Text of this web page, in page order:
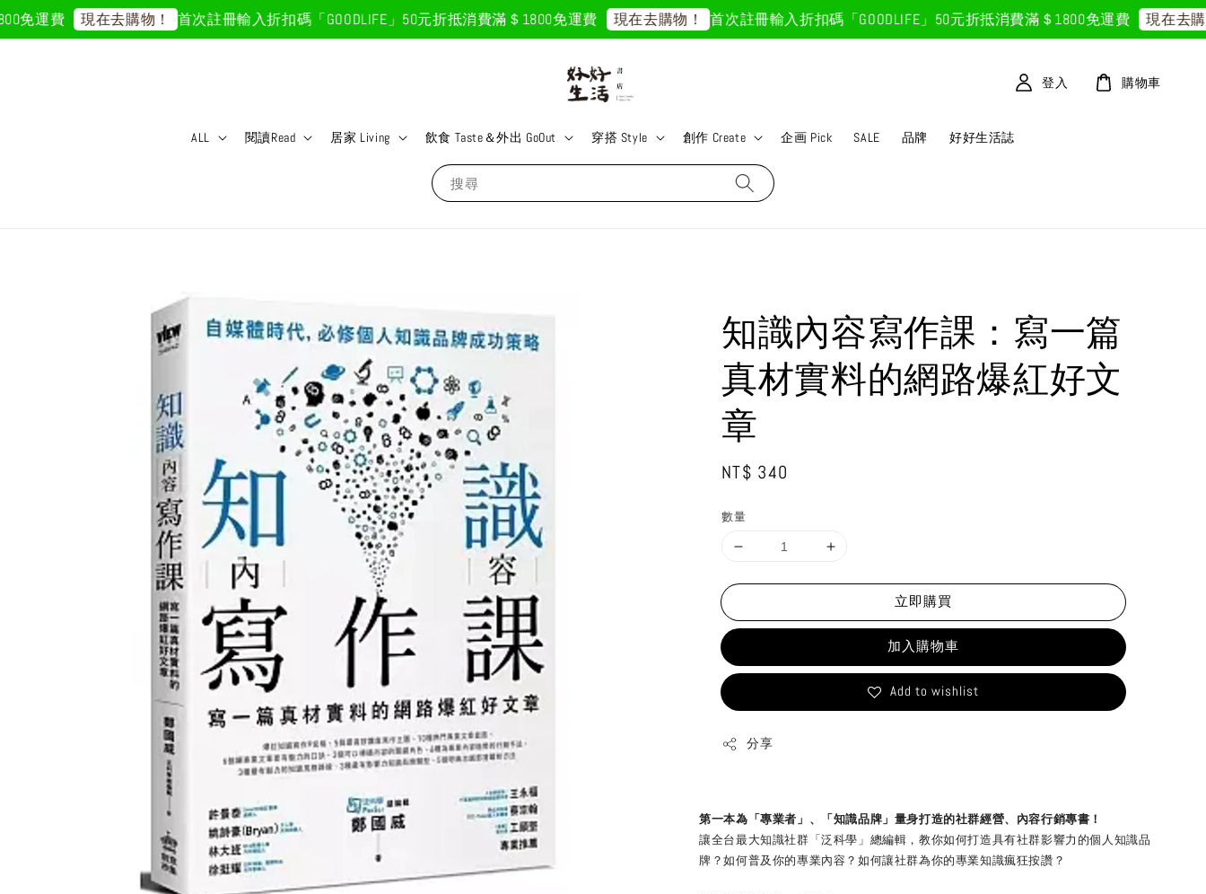
運費 現在去購物！ 首次註冊輸入折扣碼「GOODLIFE」50元折抵消費滿＄1800免運費 現在去購物！ 首次註冊輸入折扣碼「GOODLIFE」50元折抵消費滿＄1800免運費 現在去購物
搜尋
ALL 閱讀Read 居家 Living 飲食 Taste＆外出 GoOut 穿搭 Style 創作 Create 企画 Pick SALE 品牌 好好生活誌
登入 購物車
知識內容寫作課：寫一篇
真材實料的網路爆紅好文
章
Regular
NT$ 340
數量
立即購買
加入購物車
Add to wishlist
分享
第一本為「專業者」、「知識品牌」量身打造的社群經營、內容行銷專書！
讓全台最大知識社群「泛科學」總編輯，教你如何打造具有社群影響力的個人知識品
牌？如何普及你的專業內容？如何讓社群為你的專業知識瘋狂按讚？